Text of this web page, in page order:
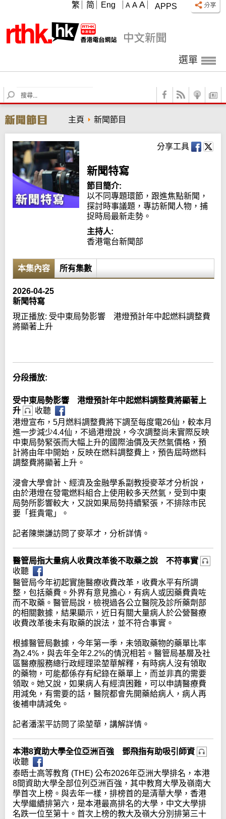
APPS
A A A
繁 简 Eng
選單
S
e
r
c
h
主頁 新聞節目
分享工具
新聞特寫
節目簡介:
以不同專題環節，跟進焦點新聞，
探討時事議題，專訪新聞人物，捕
捉時局最新走勢。
主持人:
香港電台新聞部
本集內容 所有集數
2026-04-25
新聞特寫
現正播放: 受中東局勢影響 港燈預計年中起燃料調整費
將顯著上升
分段播放:
受中東局勢影響 港燈預計年中起燃料調整費將顯著上
升
收聽
港燈宣布，5月燃料調整費將下調至每度電26仙，較本月
進一步減少4.4仙，不過港燈說，今次調整尚未實際反映
中東局勢緊張而大幅上升的國際油價及天然氣價格，預
計將由年中開始，反映在燃料調整費上，預告屆時燃料
調整費將顯著上升。
浸會大學會計、經濟及金融學系副教授麥萃才分析說，
由於港燈在發電燃料組合上使用較多天然氣，受到中東
局勢所影響較大，又說如果局勢持續緊張，不排除市民
要「捱貴電」。
記者陳樂謙訪問了麥萃才，分析詳情。
醫管局指大量病人收費改革後不取藥之說 不符事實
收聽
醫管局今年初起實施醫療收費改革，收費水平有所調
整，包括藥費。外界有意見擔心，有病人或因藥費貴咗
而不取藥。醫管局說，檢視過各公立醫院及診所藥劑部
的相關數據，結果顯示，近日有關大量病人於公營醫療
收費改革後未有取藥的說法，並不符合事實。
根據醫管局數據，今年第一季，未領取藥物的藥單比率
為2.4%，與去年全年2.2%的情況相若。醫管局基層及社
區醫療服務總行政經理梁堃華解釋，有時病人沒有領取
的藥物，可能都係存有紀錄在藥單上，而並非真的需要
領取。她又說，如果病人有經濟困難，可以申請醫療費
用減免，有需要的話，醫院都會先開藥給病人，病人再
後補申請減免。
記者潘潔平訪問了梁堃華，講解詳情。
本港8資助大學全位亞洲百強 鄧飛指有助吸引師資
收聽
泰晤士高等教育 (THE) 公布2026年亞洲大學排名，本港
8間資助大學全部位列亞洲百強，其中教育大學及嶺南大
學首次上榜。與去年一樣，排榜首的是清華大學，香港
大學繼續排第六，是本港最高排名的大學，中文大學排
名跌一位至第十。首次上榜的教大及嶺大分別排第三十